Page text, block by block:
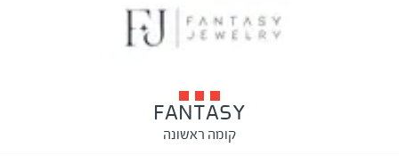
FANTASY
קומה ראשונה